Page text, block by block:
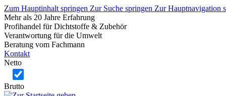
Zum Hauptinhalt springen Zur Suche springen Zur Hauptnavigation
Mehr als 20 Jahre Erfahrung
Profihandel für Dichtstoffe & Zubehör
Verantwortung für die Umwelt
Beratung vom Fachmann
Kontakt
Netto
Brutto